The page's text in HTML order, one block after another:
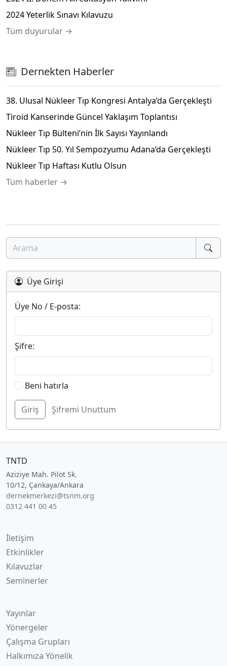
2024 Yeterlik Sınavı Kılavuzu
Tüm duyurular →
Dernekten Haberler
38. Ulusal Nükleer Tıp Kongresi Antalya’da Gerçekleşti
Tiroid Kanserinde Güncel Yaklaşım Toplantısı
Nükleer Tıp Bülteni’nin İlk Sayısı Yayınlandı
Nükleer Tıp 50. Yıl Sempozyumu Adana’da Gerçekleşti
Nükleer Tıp Haftası Kutlu Olsun
Tüm haberler →
Üye Girişi
Üye No / E-posta:
Şifre:
Beni hatırla
Şifremi Unuttum
TNTD
Aziziye Mah. Pilot Sk.
10/12, Çankaya/Ankara
dernekmerkezi@tsnm.org
0312 441 00 45
İletişim
Etkinlikler
Kılavuzlar
Seminerler
Yayınlar
Yönergeler
Çalışma Grupları
Halkımıza Yönelik